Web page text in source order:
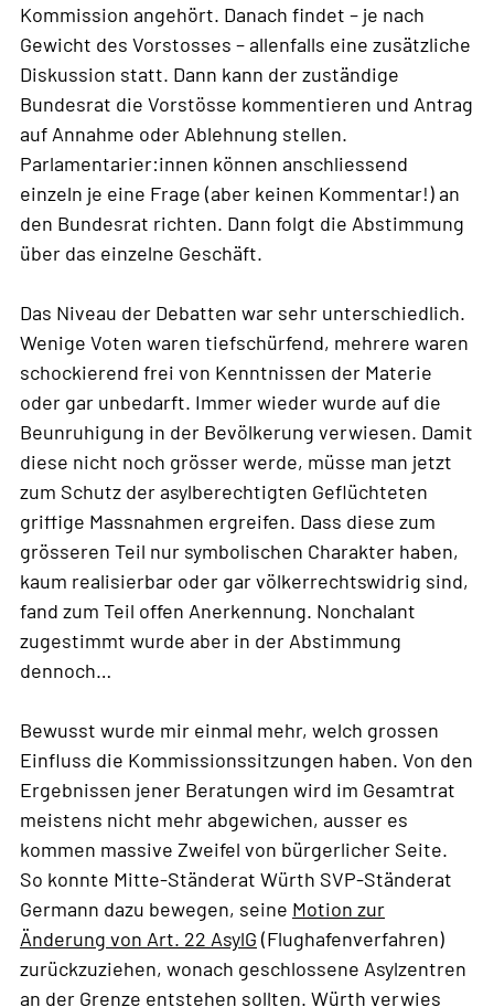
Kommission angehört. Danach findet – je nach
Gewicht des Vorstosses – allenfalls eine zusätzliche
Diskussion statt. Dann kann der zuständige
Bundesrat die Vorstösse kommentieren und Antrag
auf Annahme oder Ablehnung stellen.
Parlamentarier:innen können anschliessend
einzeln je eine Frage (aber keinen Kommentar!) an
den Bundesrat richten. Dann folgt die Abstimmung
über das einzelne Geschäft.
Das Niveau der Debatten war sehr unterschiedlich.
Wenige Voten waren tiefschürfend, mehrere waren
schockierend frei von Kenntnissen der Materie
oder gar unbedarft. Immer wieder wurde auf die
Beunruhigung in der Bevölkerung verwiesen. Damit
diese nicht noch grösser werde, müsse man jetzt
zum Schutz der asylberechtigten Geflüchteten
griffige Massnahmen ergreifen. Dass diese zum
grösseren Teil nur symbolischen Charakter haben,
kaum realisierbar oder gar völkerrechtswidrig sind,
fand zum Teil offen Anerkennung. Nonchalant
zugestimmt wurde aber in der Abstimmung
dennoch…
Bewusst wurde mir einmal mehr, welch grossen
Einfluss die Kommissionssitzungen haben. Von den
Ergebnissen jener Beratungen wird im Gesamtrat
meistens nicht mehr abgewichen, ausser es
kommen massive Zweifel von bürgerlicher Seite.
So konnte Mitte-Ständerat Würth SVP-Ständerat
Germann dazu bewegen, seine Motion zur
Änderung von Art. 22 AsylG (Flughafenverfahren)
zurückzuziehen, wonach geschlossene Asylzentren
an der Grenze entstehen sollten. Würth verwies